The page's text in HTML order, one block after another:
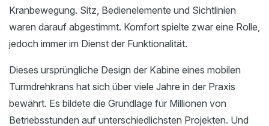
Kranbewegung. Sitz, Bedienelemente und Sichtlinien
waren darauf abgestimmt. Komfort spielte zwar eine Rolle,
jedoch immer im Dienst der Funktionalität.
Dieses ursprüngliche Design der Kabine eines mobilen
Turmdrehkrans hat sich über viele Jahre in der Praxis
bewährt. Es bildete die Grundlage für Millionen von
Betriebsstunden auf unterschiedlichsten Projekten. Und